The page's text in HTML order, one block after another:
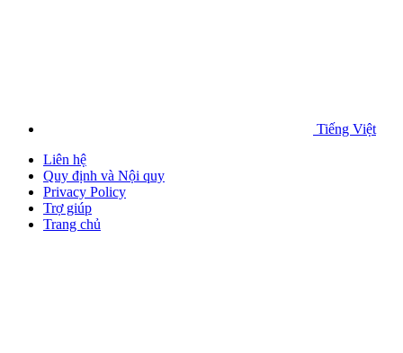
Tiếng Việt
Liên hệ
Quy định và Nội quy
Privacy Policy
Trợ giúp
Trang chủ